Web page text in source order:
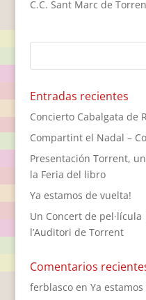
C.C. Sant Marc de
Entradas recientes
Concierto Cabalgata de
Compartint el Nadal –
Presentación Torrent,
la Feria del libro
Ya estamos de vuelta!
Un Concert de
l’Auditori de Torrent
Comentarios
ferblascoen Ya